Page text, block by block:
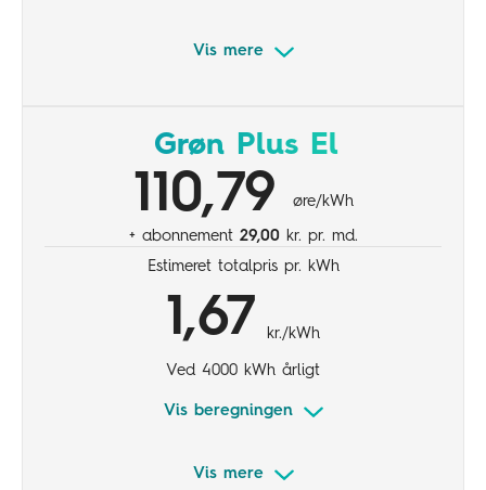
Variabel elpris
Større elforbrug
Vis mere
Grøn Plus El
110,79 øre/kWh
+ abonnement 29,00kr. pr. md.
Estimeret totalpris pr. kWh
1,67 kr./kWh
Ved 4000 kWh årligt
Vis beregningen
Vis mere